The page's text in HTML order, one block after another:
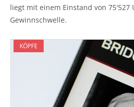
liegt mit einem Einstand von 75'527
Gewinnschwelle.
KÖPFE